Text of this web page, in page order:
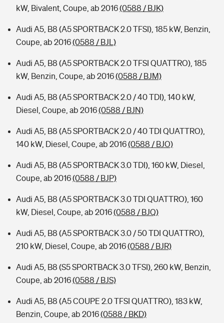
kW, Bivalent, Coupe, ab 2016(0588 / BJK)
Audi A5, B8 (A5 SPORTBACK 2.0 TFSI), 185 kW, Benzin,
Coupe, ab 2016(0588 / BJL)
Audi A5, B8 (A5 SPORTBACK 2.0 TFSI QUATTRO), 185
kW, Benzin, Coupe, ab 2016(0588 / BJM)
Audi A5, B8 (A5 SPORTBACK 2.0 / 40 TDI), 140 kW,
Diesel, Coupe, ab 2016(0588 / BJN)
Audi A5, B8 (A5 SPORTBACK 2.0 / 40 TDI QUATTRO),
140 kW, Diesel, Coupe, ab 2016(0588 / BJO)
Audi A5, B8 (A5 SPORTBACK 3.0 TDI), 160 kW, Diesel,
Coupe, ab 2016(0588 / BJP)
Audi A5, B8 (A5 SPORTBACK 3.0 TDI QUATTRO), 160
kW, Diesel, Coupe, ab 2016(0588 / BJQ)
Audi A5, B8 (A5 SPORTBACK 3.0 / 50 TDI QUATTRO),
210 kW, Diesel, Coupe, ab 2016(0588 / BJR)
Audi A5, B8 (S5 SPORTBACK 3.0 TFSI), 260 kW, Benzin,
Coupe, ab 2016(0588 / BJS)
Audi A5, B8 (A5 COUPE 2.0 TFSI QUATTRO), 183 kW,
Benzin, Coupe, ab 2016(0588 / BKD)